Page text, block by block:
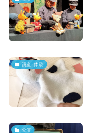
講座・体験
公演